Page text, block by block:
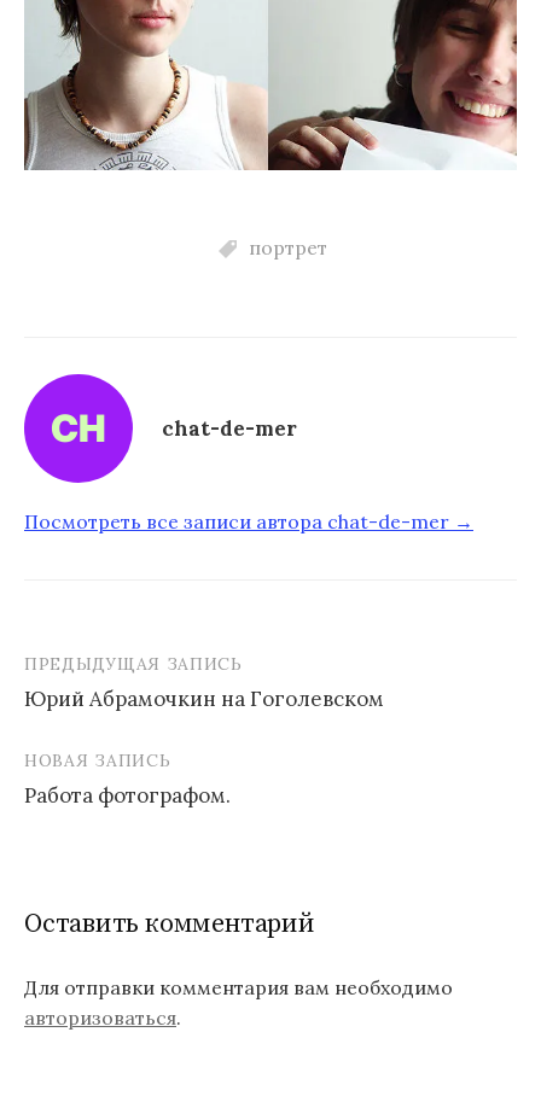
портрет
chat-de-mer
Посмотреть все записи автора chat-de-mer →
а
г
ц
и
ПРЕДЫДУЩАЯ ЗАПИСЬ
Юрий Абрамочкин на Гоголевском
НОВАЯ ЗАПИСЬ
Работа фотографом.
Оставить комментарий
Для отправки комментария вам необходимо
авторизоваться.